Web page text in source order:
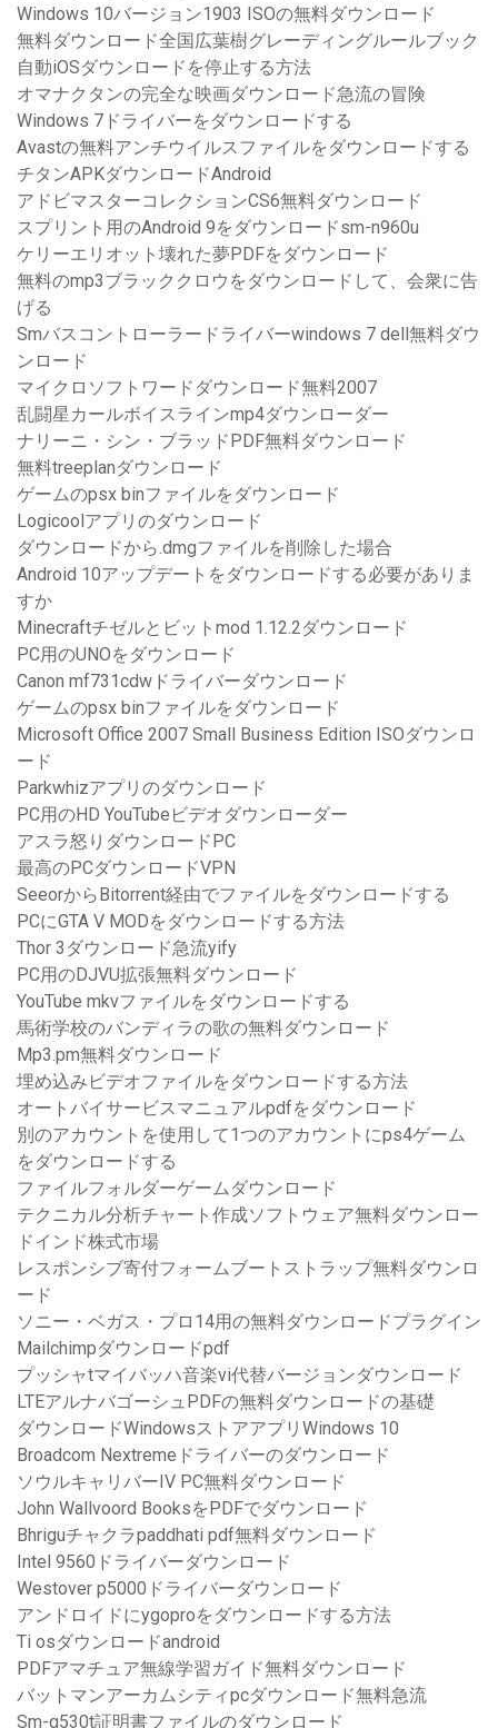
Windows 10バージョン1903 ISOの無料ダウンロード
無料ダウンロード全国広葉樹グレーディングルールブック
自動iOSダウンロードを停止する方法
オマナクタンの完全な映画ダウンロード急流の冒険
Windows 7ドライバーをダウンロードする
Avastの無料アンチウイルスファイルをダウンロードする
チタンAPKダウンロードAndroid
アドビマスターコレクションCS6無料ダウンロード
スプリント用のAndroid 9をダウンロードsm-n960u
ケリーエリオット壊れた夢PDFをダウンロード
無料のmp3ブラッククロウをダウンロードして、会衆に告
げる
Smバスコントローラードライバーwindows 7 dell無料ダウ
ンロード
マイクロソフトワードダウンロード無料2007
乱闘星カールボイスラインmp4ダウンローダー
ナリーニ・シン・ブラッドPDF無料ダウンロード
無料treeplanダウンロード
ゲームのpsx binファイルをダウンロード
Logicoolアプリのダウンロード
ダウンロードから.dmgファイルを削除した場合
Android 10アップデートをダウンロードする必要がありま
すか
Minecraftチゼルとビットmod 1.12.2ダウンロード
PC用のUNOをダウンロード
Canon mf731cdwドライバーダウンロード
ゲームのpsx binファイルをダウンロード
Microsoft Office 2007 Small Business Edition ISOダウンロ
ード
Parkwhizアプリのダウンロード
PC用のHD YouTubeビデオダウンローダー
アスラ怒りダウンロードPC
最高のPCダウンロードVPN
SeeorからBitorrent経由でファイルをダウンロードする
PCにGTA V MODをダウンロードする方法
Thor 3ダウンロード急流yify
PC用のDJVU拡張無料ダウンロード
YouTube mkvファイルをダウンロードする
馬術学校のバンディラの歌の無料ダウンロード
Mp3.pm無料ダウンロード
埋め込みビデオファイルをダウンロードする方法
オートバイサービスマニュアルpdfをダウンロード
別のアカウントを使用して1つのアカウントにps4ゲーム
をダウンロードする
ファイルフォルダーゲームダウンロード
テクニカル分析チャート作成ソフトウェア無料ダウンロー
ドインド株式市場
レスポンシブ寄付フォームブートストラップ無料ダウンロ
ード
ソニー・ベガス・プロ14用の無料ダウンロードプラグイン
Mailchimpダウンロードpdf
プッシャtマイバッハ音楽vi代替バージョンダウンロード
LTEアルナバゴーシュPDFの無料ダウンロードの基礎
ダウンロードWindowsストアアプリWindows 10
Broadcom Nextremeドライバーのダウンロード
ソウルキャリバーIV PC無料ダウンロード
John Wallvoord BooksをPDFでダウンロード
Bhriguチャクラpaddhati pdf無料ダウンロード
Intel 9560ドライバーダウンロード
Westover p5000ドライバーダウンロード
アンドロイドにygoproをダウンロードする方法
Ti osダウンロードandroid
PDFアマチュア無線学習ガイド無料ダウンロード
バットマンアーカムシティpcダウンロード無料急流
Sm-g530t証明書ファイルのダウンロード